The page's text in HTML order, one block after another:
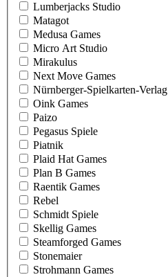
Lumberjacks Studio
Matagot
Medusa Games
Micro Art Studio
Mirakulus
Next Move Games
Nürnberger-Spielkarten-Verlag
Oink Games
Paizo
Pegasus Spiele
Piatnik
Plaid Hat Games
Plan B Games
Raentik Games
Rebel
Schmidt Spiele
Skellig Games
Steamforged Games
Stonemaier
Strohmann Games